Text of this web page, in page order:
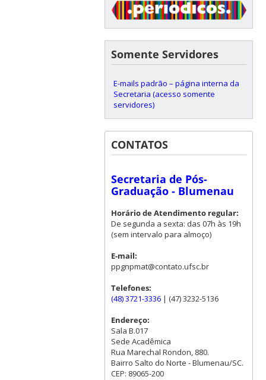
Somente Servidores
E-mails padrão – página interna da
Secretaria (acesso somente
servidores)
CONTATOS
Secretaria de Pós-
Graduação - Blumenau
Horário de Atendimento regular:
De segunda a sexta: das 07h às 19h
(sem intervalo para almoço)
E-mail:
ppgnpmat@contato.ufsc.br
Telefones:
(48) 3721-3336| (47) 3232-5136
Endereço:
Sala B.017
Sede Acadêmica
Rua Marechal Rondon, 880.
Bairro Salto do Norte - Blumenau/SC.
CEP: 89065-200